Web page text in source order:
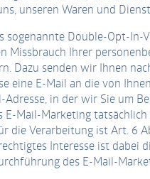
unseren Waren und
sogenannte Double-Opt-In-
Missbrauch Ihrer
Dazu senden wir Ihnen
eine E-Mail an die von Ihnen
Adresse, in der wir Sie um
E-Mail-Marketing tatsächlich
die Verarbeitung ist Art. 6
Interesse ist dabei
des E-Mail-